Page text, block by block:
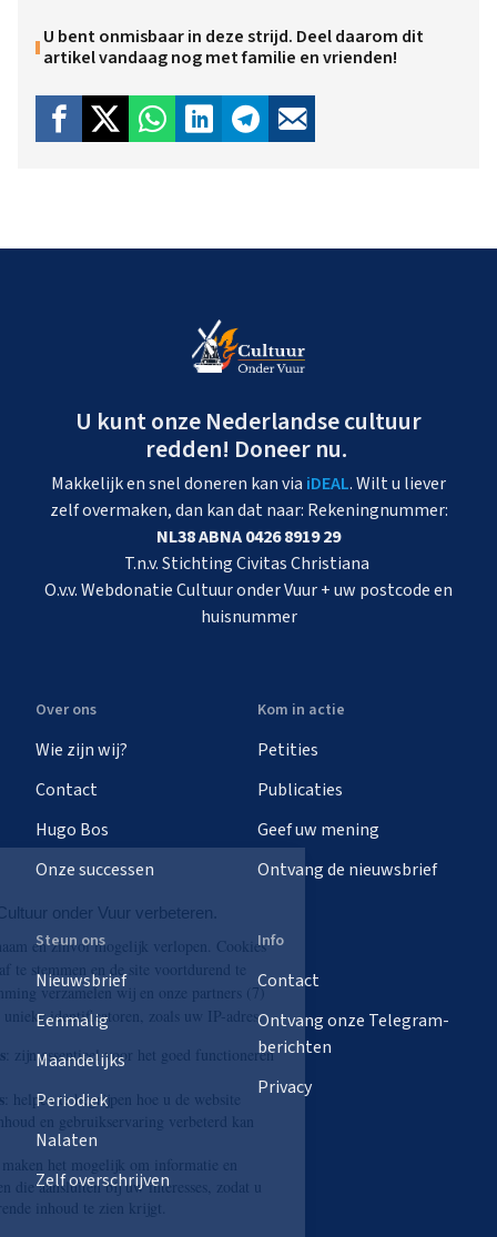
U bent onmisbaar in deze strijd. Deel daarom dit
artikel vandaag nog met familie en vrienden!
U kunt onze Nederlandse cultuur
redden! Doneer nu.
Makkelijk en snel doneren kan via iDEAL. Wilt u liever
zelf overmaken, dan kan dat naar: Rekeningnummer:
NL38 ABNA 0426 8919 29
T.n.v. Stichting Civitas Christiana
O.v.v. Webdonatie Cultuur onder Vuur + uw postcode en
huisnummer
Over ons
Wie zijn wij?
Contact
Hugo Bos
Onze successen
Kom in actie
Petities
Publicaties
Geef uw mening
Ontvang de nieuwsbrief
Steun ons
Nieuwsbrief
Eenmalig
Maandelijks
Periodiek
Nalaten
Zelf overschrijven
Info
Contact
Ontvang onze Telegram-
berichten
Privacy